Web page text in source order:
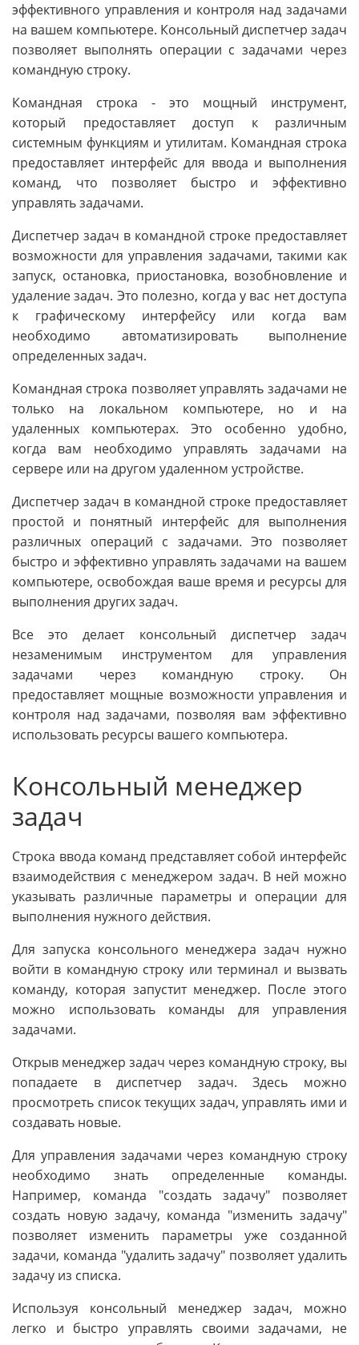
эффективного управления и контроля над задачами
на вашем компьютере. Консольный диспетчер задач
позволяет выполнять операции с задачами через
командную строку.
Командная строка - это мощный инструмент,
который предоставляет доступ к различным
системным функциям и утилитам. Командная строка
предоставляет интерфейс для ввода и выполнения
команд, что позволяет быстро и эффективно
управлять задачами.
Диспетчер задач в командной строке предоставляет
возможности для управления задачами, такими как
запуск, остановка, приостановка, возобновление и
удаление задач. Это полезно, когда у вас нет доступа
к графическому интерфейсу или когда вам
необходимо автоматизировать выполнение
определенных задач.
Командная строка позволяет управлять задачами не
только на локальном компьютере, но и на
удаленных компьютерах. Это особенно удобно,
когда вам необходимо управлять задачами на
сервере или на другом удаленном устройстве.
Диспетчер задач в командной строке предоставляет
простой и понятный интерфейс для выполнения
различных операций с задачами. Это позволяет
быстро и эффективно управлять задачами на вашем
компьютере, освобождая ваше время и ресурсы для
выполнения других задач.
Все это делает консольный диспетчер задач
незаменимым инструментом для управления
задачами через командную строку. Он
предоставляет мощные возможности управления и
контроля над задачами, позволяя вам эффективно
использовать ресурсы вашего компьютера.
Консольный менеджер
задач
Строка ввода команд представляет собой интерфейс
взаимодействия с менеджером задач. В ней можно
указывать различные параметры и операции для
выполнения нужного действия.
Для запуска консольного менеджера задач нужно
войти в командную строку или терминал и вызвать
команду, которая запустит менеджер. После этого
можно использовать команды для управления
задачами.
Открыв менеджер задач через командную строку, вы
попадаете в диспетчер задач. Здесь можно
просмотреть список текущих задач, управлять ими и
создавать новые.
Для управления задачами через командную строку
необходимо знать определенные команды.
Например, команда "создать задачу" позволяет
создать новую задачу, команда "изменить задачу"
позволяет изменить параметры уже созданной
задачи, команда "удалить задачу" позволяет удалить
задачу из списка.
Используя консольный менеджер задач, можно
легко и быстро управлять своими задачами, не